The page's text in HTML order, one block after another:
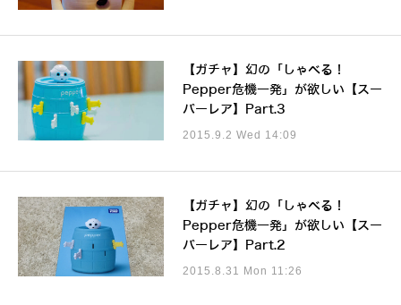
【ガチャ】幻の「しゃべる！
Pepper危機一発」が欲しい【スー
パーレア】Part.3
2015.9.2 Wed 14:09
【ガチャ】幻の「しゃべる！
Pepper危機一発」が欲しい【スー
パーレア】Part.2
2015.8.31 Mon 11:26